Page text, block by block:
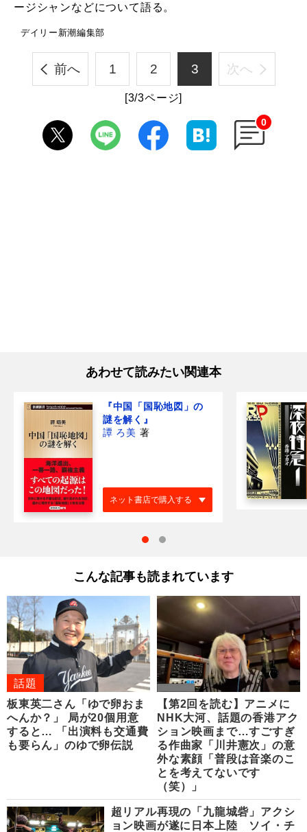
ージシャンなどについて語る。
デイリー新潮編集部
前へ 1 2 3 次へ
[3/3ページ]
0
あわせて読みたい関連本
『中国「国恥地図」の
謎を解く』
譚 ろ美 著
ネット書店で購入する
こんな記事も読まれています
話題
板東英二さん「ゆで卵おま
へんか？」 局が20個用意
すると… 「出演料も交通費
も要らん」のゆで卵伝説
【第2回を読む】アニメに
NHK大河、話題の香港アク
ション映画まで…すごすぎ
る作曲家「川井憲次」の意
外な素顔「普段は音楽のこ
とを考えてないです
（笑）」
超リアル再現の「九龍城砦」アクシ
ョン映画が遂に日本上陸 ソイ・チ